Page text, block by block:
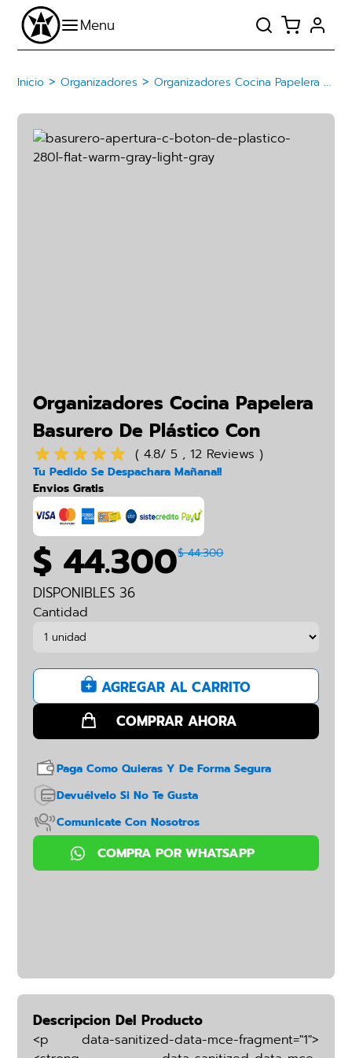
Inicio >Organizadores >Organizadores Cocina Papelera Basurero De Plástico Con Botón
Organizadores Cocina Papelera
Basurero De Plástico Con
Botón
( 4.8/ 5 , 12 Reviews )
Tu Pedido Se Despachara Mañana!!
Envios Gratis
$ 44.300$ 44.300
DISPONIBLES 36
Cantidad
Paga Como Quieras Y De Forma Segura
Devuélvelo Si No Te Gusta
Comunicate Con Nosotros
Descripcion Del Producto
<p data-sanitized-data-mce-fragment="1">